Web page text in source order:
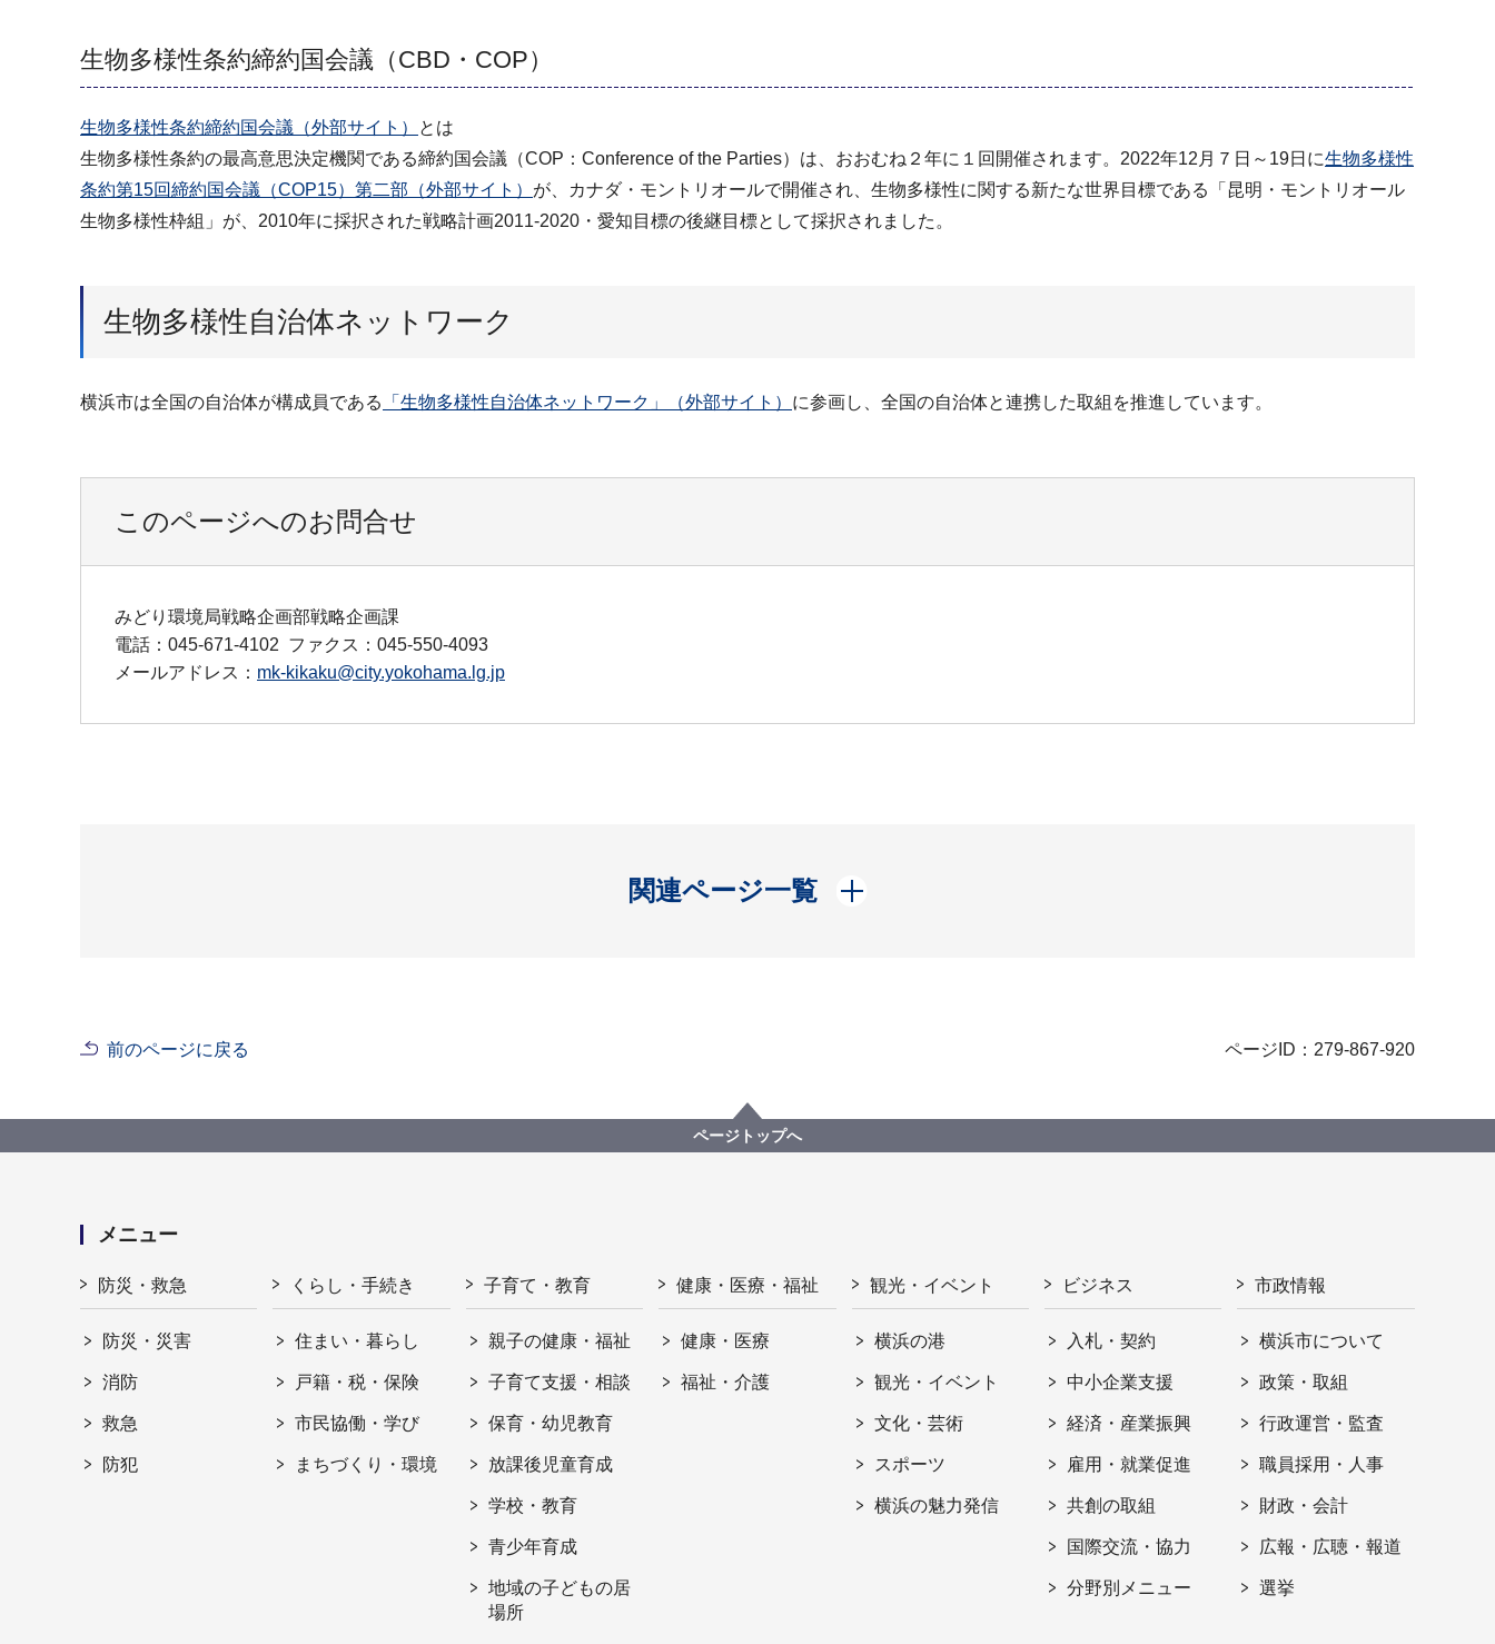
生物多様性条約締約国会議（CBD・COP）
生物多様性条約締約国会議（外部サイト）
とは
生物多様性条約の最高意思決定機関である締約国会議（COP：Conference of the Parties）は、おおむね２年に１回開催されます。2022年12月７日～19日に生物多様性
条約第15回締約国会議（COP15）第二部（外部サイト） が、カナダ・モントリオールで開催され、生物多様性に関する新たな世界目標である「昆明・モントリオール
生物多様性枠組」が、2010年に採択された戦略計画2011-2020・愛知目標の後継目標として採択されました。
生物多様性自治体ネットワーク
横浜市は全国の自治体が構成員である 「生物多様性自治体ネットワーク」（外部サイト） に参画し、全国の自治体と連携した取組を推進しています。
このページへのお問合せ
みどり環境局戦略企画部戦略企画課
電話：045-671-4102 ファクス：045-550-4093
メールアドレス： mk-kikaku@city.yokohama.lg.jp
関連ページ一覧
開く
前のページに戻る ページID：279-867-920
ページトップへ
メニュー
防災・救急
防災・災害
消防
救急
防犯
くらし・手続き
住まい・暮らし
戸籍・税・保険
市民協働・学び
まちづくり・環境
子育て・教育
親子の健康・福祉
子育て支援・相談
保育・幼児教育
放課後児童育成
学校・教育
青少年育成
地域の子どもの居
場所
健康・医療・福祉
健康・医療
福祉・介護
観光・イベント
横浜の港
観光・イベント
文化・芸術
スポーツ
横浜の魅力発信
ビジネス
入札・契約
中小企業支援
経済・産業振興
雇用・就業促進
共創の取組
国際交流・協力
分野別メニュー
市政情報
横浜市について
政策・取組
行政運営・監査
職員採用・人事
財政・会計
広報・広聴・報道
選挙